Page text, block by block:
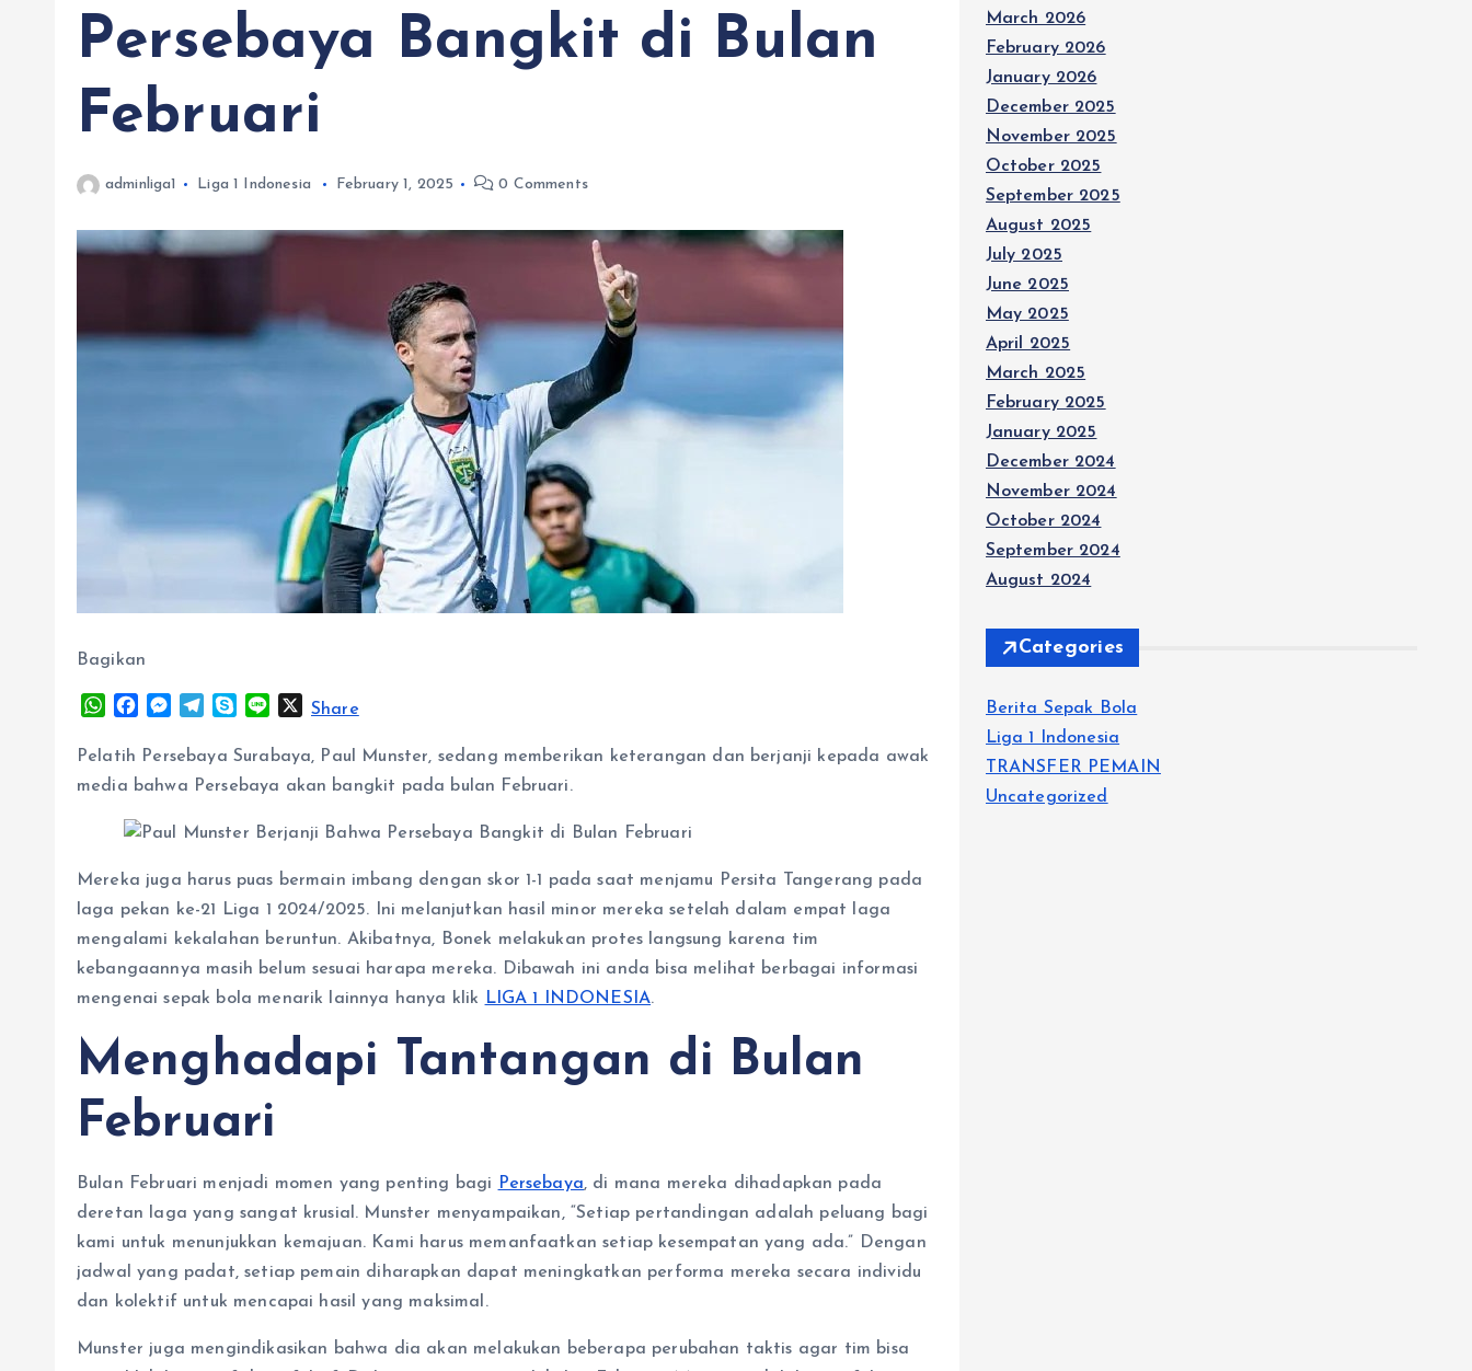
Persebaya Bangkit di Bulan
Februari
adminliga1 Liga 1 Indonesia February 1, 2025 0 Comments
Bagikan
W
a
t
p
c
o
k
M
s
n
e
r
T
l
m
y
p
n
XShare
Pelatih Persebaya Surabaya, Paul Munster, sedang memberikan keterangan dan berjanji kepada awak
media bahwa Persebaya akan bangkit pada bulan Februari.
Mereka juga harus puas bermain imbang dengan skor 1-1 pada saat menjamu Persita Tangerang pada
laga pekan ke-21 Liga 1 2024/2025. Ini melanjutkan hasil minor mereka setelah dalam empat laga
mengalami kekalahan beruntun. Akibatnya, Bonek melakukan protes langsung karena tim
kebangaannya masih belum sesuai harapa mereka. Dibawah ini anda bisa melihat berbagai informasi
mengenai sepak bola menarik lainnya hanya klik
LIGA 1 INDONESIA.
Menghadapi Tantangan di Bulan
Februari
Bulan Februari menjadi momen yang penting bagi Persebaya, di mana mereka dihadapkan pada
deretan laga yang sangat krusial. Munster menyampaikan, “Setiap pertandingan adalah peluang bagi
kami untuk menunjukkan kemajuan. Kami harus memanfaatkan setiap kesempatan yang ada.” Dengan
jadwal yang padat, setiap pemain diharapkan dapat meningkatkan performa mereka secara individu
dan kolektif untuk mencapai hasil yang maksimal.
Munster juga mengindikasikan bahwa dia akan melakukan beberapa perubahan taktis agar tim bisa
March 2026
February 2026
January 2026
December 2025
November 2025
October 2025
September 2025
August 2025
July 2025
June 2025
May 2025
April 2025
March 2025
February 2025
January 2025
December 2024
November 2024
October 2024
September 2024
August 2024
Categories
Berita Sepak Bola
Liga 1 Indonesia
TRANSFER PEMAIN
Uncategorized